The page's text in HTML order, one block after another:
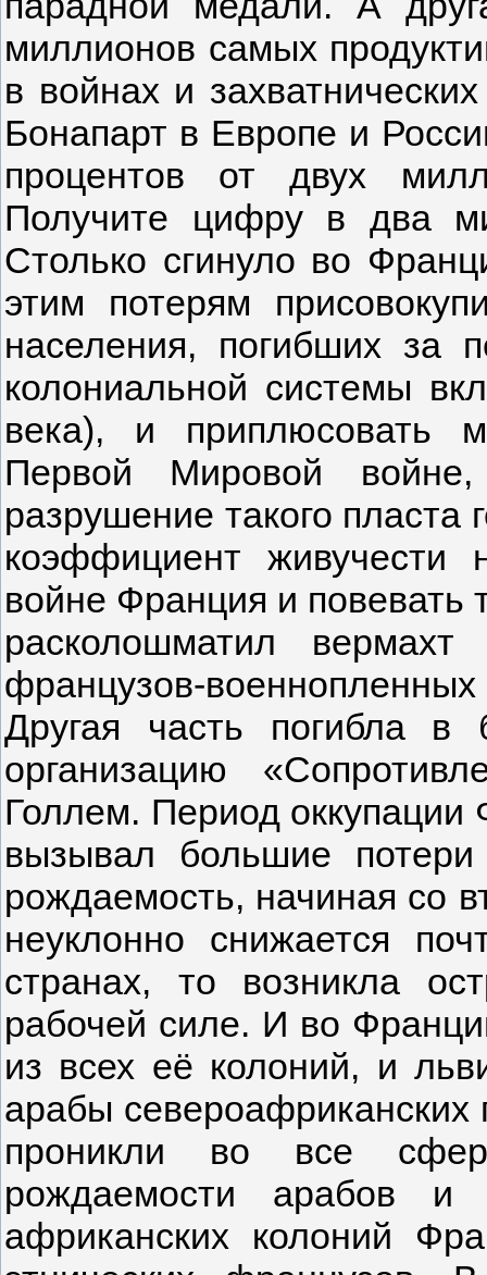
миллионов самых
в войнах и
Бонапарт в Европе и
процентов от двух
Получите цифру в два
Столько сгинуло во
этим потерям
населения, погибших за
колониальной системы
века), и приплюсовать
Первой Мировой
разрушение такого пласта
коэффициент живучести
войне Франция и повевать
расколошматил
французов-
Другая часть погибла
организацию
Голлем. Период оккупации
вызывал большие
рождаемость, начиная со
неуклонно снижается
странах, то возникла
рабочей силе. И во
из всех её колоний, и
арабы североафриканских
проникли во все
рождаемости арабов и
африканских колоний